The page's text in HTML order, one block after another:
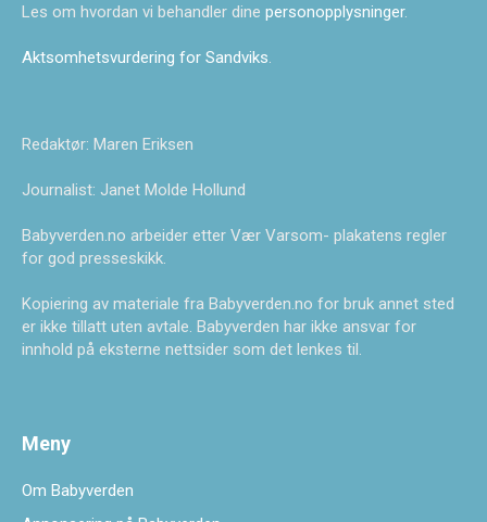
Les om hvordan vi behandler dine personopplysninger.
Aktsomhetsvurdering for Sandviks
Redaktør: Maren Eriksen
Journalist: Janet Molde Hollund
Babyverden.no arbeider etter Vær Varsom- plakatens regler
for god presseskikk.
Kopiering av materiale fra Babyverden.no for bruk annet sted
er ikke tillatt uten avtale. Babyverden har ikke ansvar for
innhold på eksterne nettsider som det lenkes til.
Meny
Om Babyverden